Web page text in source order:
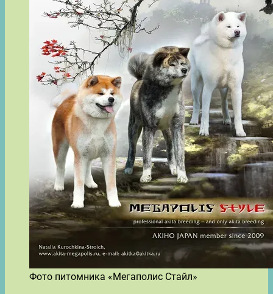
Фото питомника «Мегаполис Стайл»